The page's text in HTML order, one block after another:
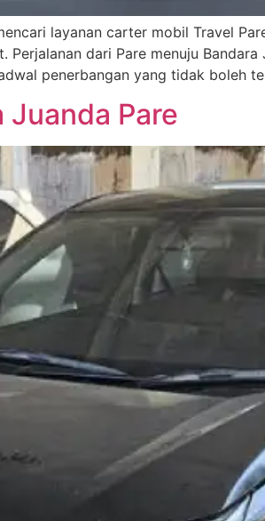
layanan carter mobil Travel
dari Pare menuju
penerbangan yang tidak boleh
Pare